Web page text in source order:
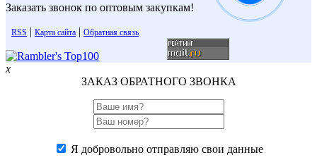
Заказать звонок по оптовым закупкам!
RSS | Карта сайта | Обратная связь
x
ЗАКАЗ ОБРАТНОГО ЗВОНКА
Я добровольно отправляю свои данные